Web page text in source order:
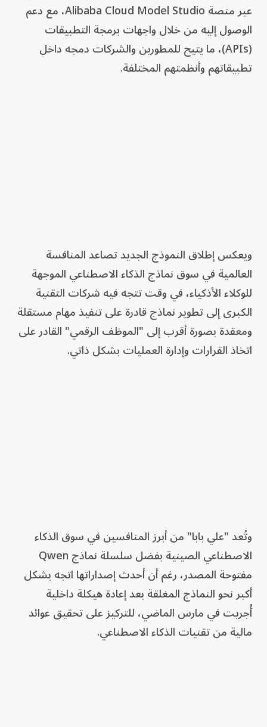
عبر منصة Alibaba Cloud Model Studio، مع دعم
الوصول إليه من خلال واجهات برمجة التطبيقات
(APIs)، ما يتيح للمطورين والشركات دمجه داخل
تطبيقاتهم وأنظمتهم المختلفة.
ويعكس إطلاق النموذج الجديد تصاعد المنافسة
العالمية في سوق نماذج الذكاء الاصطناعي الموجهة
للوكلاء الأذكياء، في وقت تتجه فيه شركات التقنية
الكبرى إلى تطوير نماذج قادرة على تنفيذ مهام مستقلة
ومعقدة بصورة أقرب إلى "الموظف الرقمي" القادر على
اتخاذ القرارات وإدارة العمليات بشكل ذاتي.
وتُعد "علي بابا" من أبرز المنافسين في سوق الذكاء
الاصطناعي الصينية بفضل سلسلة نماذج Qwen
مفتوحة المصدر، رغم أن أحدث إصداراتها اتجه بشكل
أكبر نحو النماذج المغلقة بعد إعادة هيكلة داخلية
أُجريت في مارس الماضي، للتركيز على تحقيق عوائد
مالية من تقنيات الذكاء الاصطناعي.